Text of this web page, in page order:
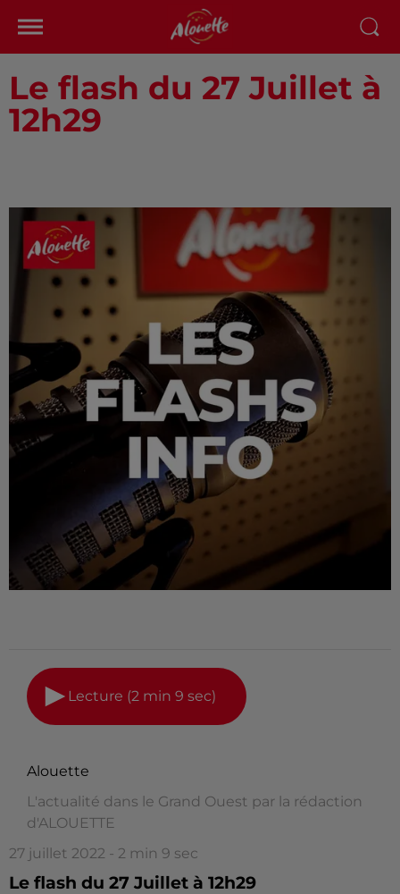
Le flash du 27 Juillet à
12h29
Lecture (2 min 9 sec)
Alouette
L'actualité dans le Grand Ouest par la rédaction
d'ALOUETTE
27 juillet 2022 - 2 min 9 sec
Le flash du 27 Juillet à 12h29